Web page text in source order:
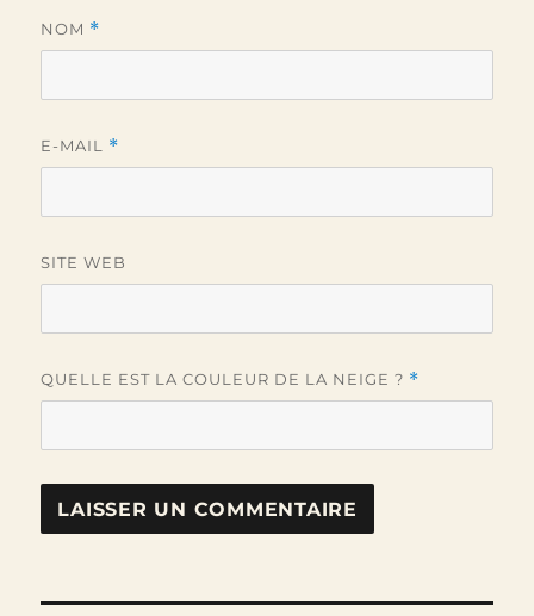
NOM *
E-MAIL *
SITE WEB
QUELLE EST LA COULEUR DE LA NEIGE ? *